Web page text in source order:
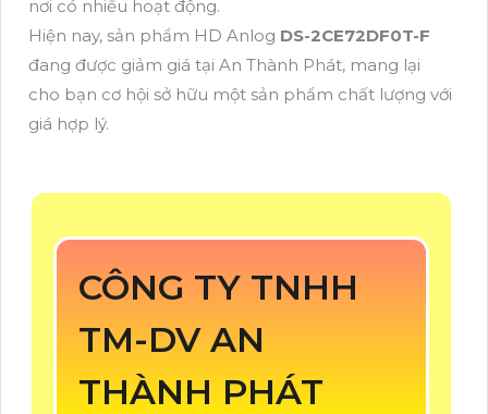
nơi có nhiều hoạt động.
Hiện nay, sản phẩm HD Anlog DS-2CE72DF0T-F
đang được giảm giá tại An Thành Phát, mang lại
cho bạn cơ hội sở hữu một sản phẩm chất lượng với
giá hợp lý.
CÔNG TY TNHH
TM-DV AN
THÀNH PHÁT